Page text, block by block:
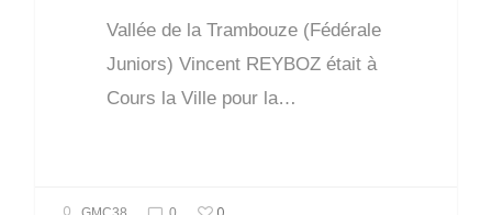
Vallée de la Trambouze (Fédérale
Juniors) Vincent REYBOZ était à
Cours la Ville pour la…